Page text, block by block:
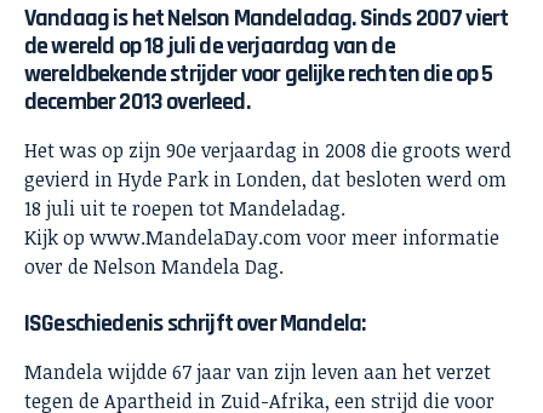
Vandaag is het Nelson Mandeladag. Sinds 2007 viert
de wereld op 18 juli de verjaardag van de
wereldbekende strijder voor gelijke rechten die op 5
december 2013 overleed.
Het was op zijn 90e verjaardag in 2008 die groots werd
gevierd in Hyde Park in Londen, dat besloten werd om
18 juli uit te roepen tot Mandeladag.
Kijk op www.MandelaDay.com voor meer informatie
over de Nelson Mandela Dag.
ISGeschiedenisschrijft over Mandela:
Mandela wijdde 67 jaar van zijn leven aan het verzet
tegen de Apartheid in Zuid-Afrika, een strijd die voor